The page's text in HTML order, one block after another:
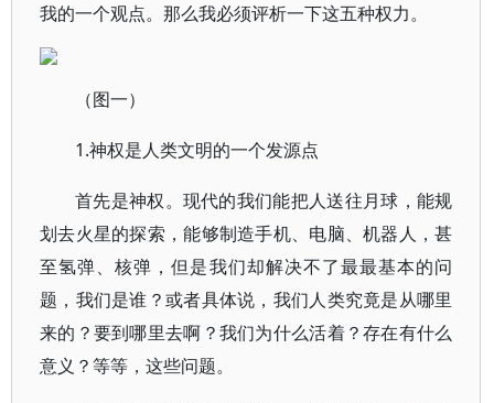
我的一个观点。那么我必须评析一下这五种权力。
（图一）
1.神权是人类文明的一个发源点
首先是神权。现代的我们能把人送往月球，能规
划去火星的探索，能够制造手机、电脑、机器人，甚
至氢弹、核弹，但是我们却解决不了最最基本的问
题，我们是谁？或者具体说，我们人类究竟是从哪里
来的？要到哪里去啊？我们为什么活着？存在有什么
意义？等等，这些问题。